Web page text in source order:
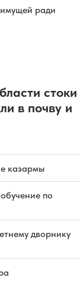
ради
стоки
в почву и
казармы
по
дворнику